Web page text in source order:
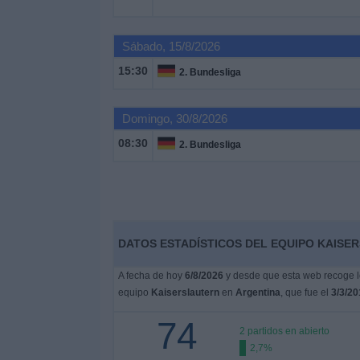
Sábado, 15/8/2026
15:30 2. Bundesliga
Domingo, 30/8/2026
08:30 2. Bundesliga
DATOS ESTADÍSTICOS DEL EQUIPO
A fecha de hoy 6/8/2026 y desde que esta web recoge
equipo Kaiserslauternen Argentina, que fue el 3/3/
74
2 partidos en abierto
2,7%